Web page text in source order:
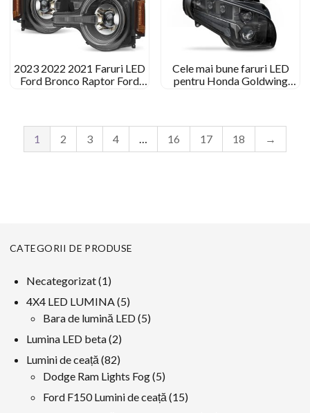
2023 2022 2021 Faruri LED
Ford Bronco Raptor Ford
Cele mai bune faruri LED
pentru Honda Goldwing
1 2 3 4 16 17 18 →
CATEGORII DE PRODUSE
Necategorizat 11
produs
4X4 LED LUMINA 55
produse
Bara de lumină LED 55
Lumina LED beta 22
produse
Lumini de ceață 8282
produse
Dodge Ram Lights Fog 55
produse
Ford F150 Lumini de ceață 1515